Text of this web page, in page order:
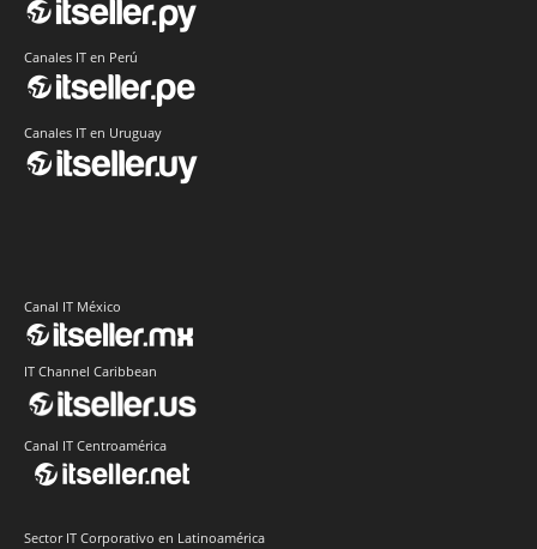
Canales IT en Perú
Canales IT en Uruguay
Canal IT México
IT Channel Caribbean
Canal IT Centroamérica
Sector IT Corporativo en Latinoamérica